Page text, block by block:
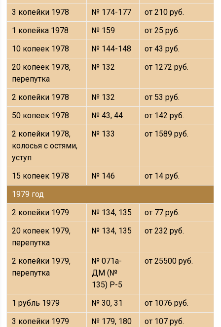
3 копейки 1978
№ 174-177
от 210 руб.
1 копейка 1978
№ 159
от 25 руб.
10 копеек 1978
№ 144-148
от 43 руб.
20 копеек 1978,
перепутка
№ 132 от 1272 руб.
2 копейки 1978 № 132
от 53 руб.
50 копеек 1978
№ 43, 44
от 142 руб.
2 копейки 1978,
колосья с остями,
уступ
№ 133 от 1589 руб.
15 копеек 1978 № 146
от 14 руб.
1979 год
2 копейки 1979
№ 134, 135
от 77 руб.
20 копеек 1979,
перепутка
№ 134, 135 от 232 руб.
2 копейки 1979,
перепутка
№ 071а-
ДМ (№
135) Р-5
от 25500 руб.
1 рубль 1979 № 30, 31
от 1076 руб.
3 копейки 1979
№ 179, 180
от 107 руб.